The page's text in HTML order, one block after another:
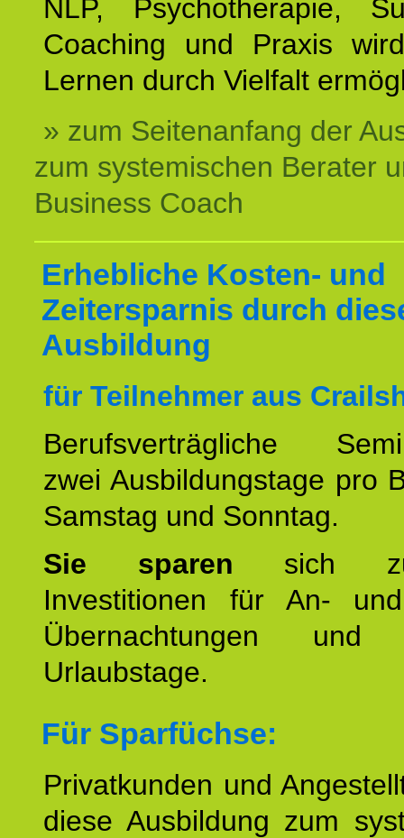
NLP, Psychotherapie,
Coaching und Praxis
Lernen durch Vielfalt
» zum Seitenanfang der
zum systemischen Berater
Business Coach
Erhebliche Kosten- und
Zeitersparnis durch
Ausbildung
für Teilnehmer aus
Berufsverträgliche
zwei Ausbildungstage pro
Samstag und Sonntag.
Sie sparen sich
Investitionen für An-
Übernachtungen und
Urlaubstage.
Für Sparfüchse:
Privatkunden und
diese Ausbildung zum